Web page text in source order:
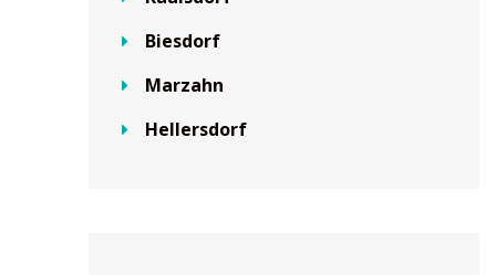
Biesdorf
Marzahn
Hellersdorf